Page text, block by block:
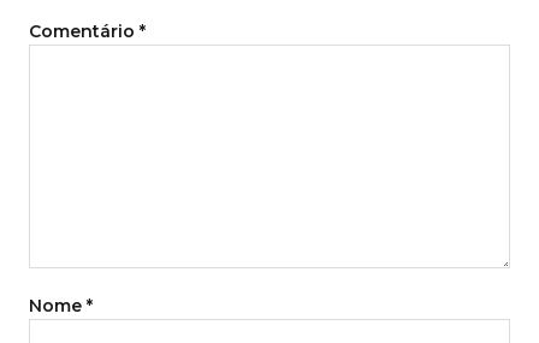
Comentário *
Nome *